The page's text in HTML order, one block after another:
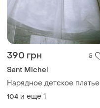
390 грн 5
Sant Michel
Нарядное детское платье
104 и еще 1